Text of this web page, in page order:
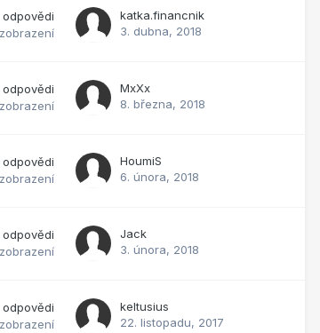
odpovědi
zobrazení
katka.financnik
3. dubna, 2018
odpovědi
zobrazení
MxXx
8. března, 2018
odpovědi
zobrazení
HoumiS
6. února, 2018
odpovědi
zobrazení
Jack
3. února, 2018
odpovědi
zobrazení
keltusius
22. listopadu, 2017